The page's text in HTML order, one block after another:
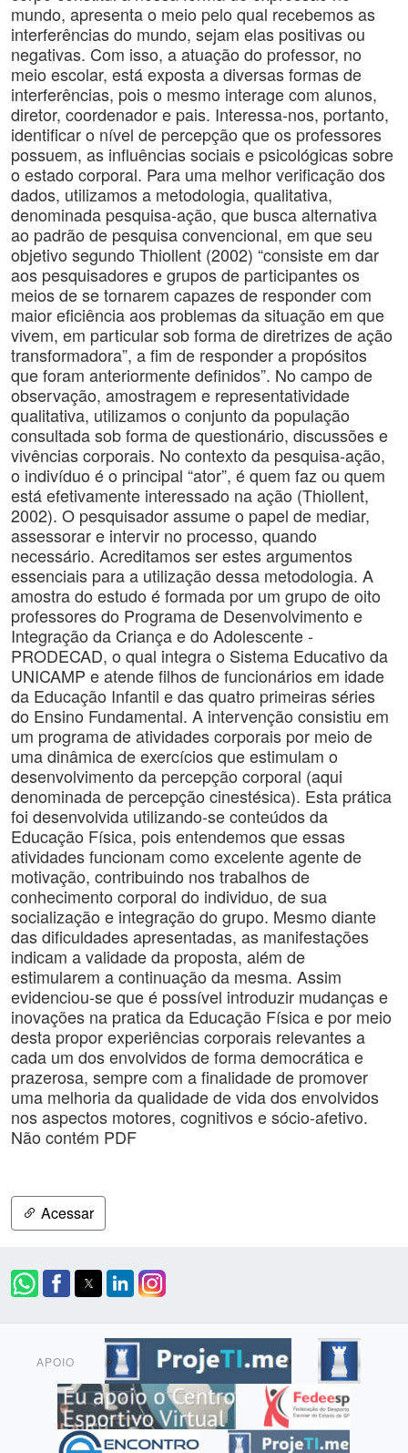
mundo, apresenta o meio pelo qual recebemos as
interferências do mundo, sejam elas positivas ou
negativas. Com isso, a atuação do professor, no
meio escolar, está exposta a diversas formas de
interferências, pois o mesmo interage com alunos,
diretor, coordenador e pais. Interessa-nos, portanto,
identificar o nível de percepção que os professores
possuem, as influências sociais e psicológicas sobre
o estado corporal. Para uma melhor verificação dos
dados, utilizamos a metodologia, qualitativa,
denominada pesquisa-ação, que busca alternativa
ao padrão de pesquisa convencional, em que seu
objetivo segundo Thiollent (2002) “consiste em dar
aos pesquisadores e grupos de participantes os
meios de se tornarem capazes de responder com
maior eficiência aos problemas da situação em que
vivem, em particular sob forma de diretrizes de ação
transformadora”, a fim de responder a propósitos
que foram anteriormente definidos”. No campo de
observação, amostragem e representatividade
qualitativa, utilizamos o conjunto da população
consultada sob forma de questionário, discussões e
vivências corporais. No contexto da pesquisa-ação,
o indivíduo é o principal “ator”, é quem faz ou quem
está efetivamente interessado na ação (Thiollent,
2002). O pesquisador assume o papel de mediar,
assessorar e intervir no processo, quando
necessário. Acreditamos ser estes argumentos
essenciais para a utilização dessa metodologia. A
amostra do estudo é formada por um grupo de oito
professores do Programa de Desenvolvimento e
Integração da Criança e do Adolescente -
PRODECAD, o qual integra o Sistema Educativo da
UNICAMP e atende filhos de funcionários em idade
da Educação Infantil e das quatro primeiras séries
do Ensino Fundamental. A intervenção consistiu em
um programa de atividades corporais por meio de
uma dinâmica de exercícios que estimulam o
desenvolvimento da percepção corporal (aqui
denominada de percepção cinestésica). Esta prática
foi desenvolvida utilizando-se conteúdos da
Educação Física, pois entendemos que essas
atividades funcionam como excelente agente de
motivação, contribuindo nos trabalhos de
conhecimento corporal do individuo, de sua
socialização e integração do grupo. Mesmo diante
das dificuldades apresentadas, as manifestações
indicam a validade da proposta, além de
estimularem a continuação da mesma. Assim
evidenciou-se que é possível introduzir mudanças e
inovações na pratica da Educação Física e por meio
desta propor experiências corporais relevantes a
cada um dos envolvidos de forma democrática e
prazerosa, sempre com a finalidade de promover
uma melhoria da qualidade de vida dos envolvidos
nos aspectos motores, cognitivos e sócio-afetivo.
Não contém PDF
Acessar
APOIO